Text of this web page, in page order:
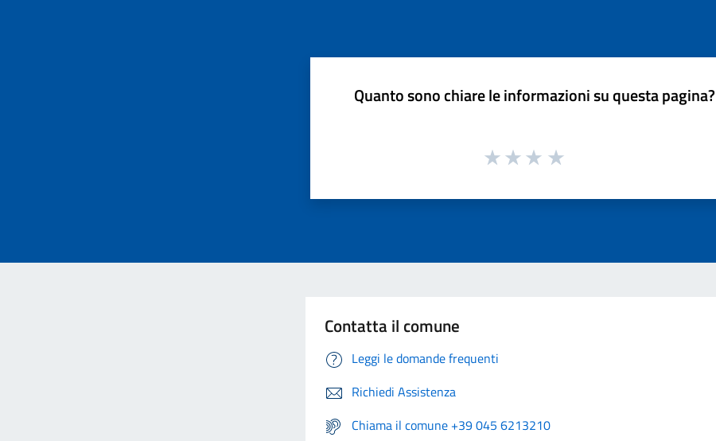
Quanto sono chiare le informazioni su questa pagina?
Contatta il comune
Leggi le domande frequenti
Richiedi Assistenza
Chiama il comune +39 045 6213210